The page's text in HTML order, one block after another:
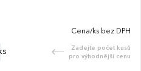
Cena/ks bez DPH
ks
Zadejte počet kusů
pro výhodnější cenu